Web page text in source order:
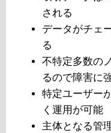
される
データがチェ
る
不特定多数の
るので障害に
特定ユーザー
く運用が可能
主体となる管